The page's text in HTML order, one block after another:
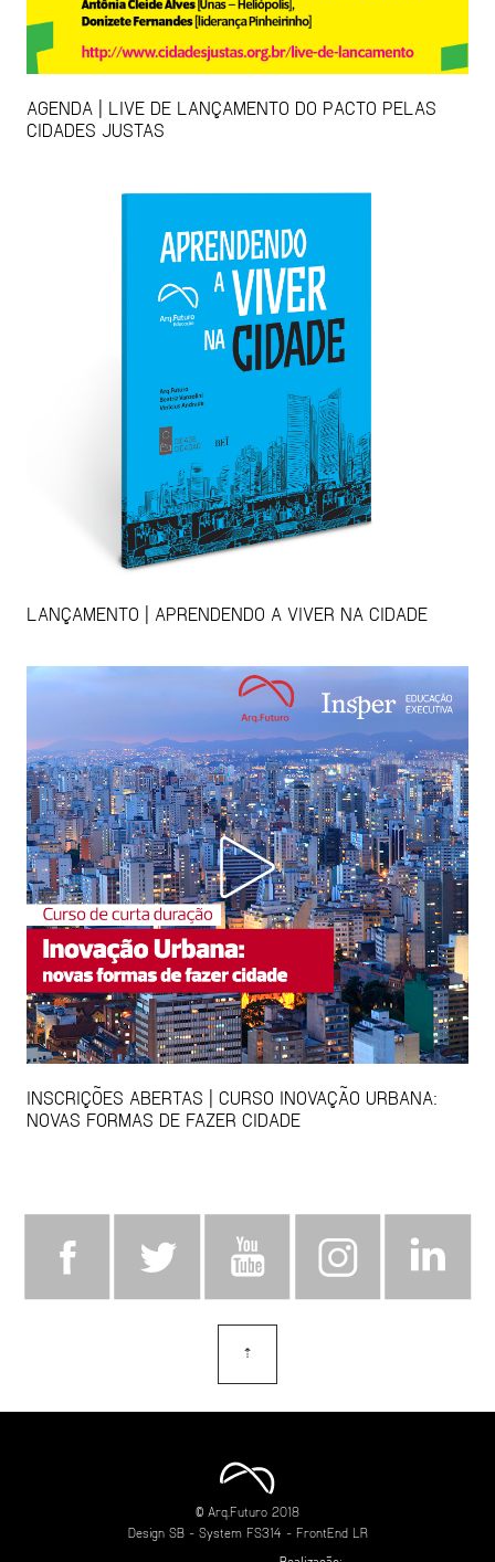
AGENDA | LIVE DE LANÇAMENTO DO PACTO PELAS
CIDADES JUSTAS
LANÇAMENTO | APRENDENDO A VIVER NA CIDADE
INSCRIÇÕES ABERTAS | CURSO INOVAÇÃO URBANA:
NOVAS FORMAS DE FAZER CIDADE
⇡
© Arq.Futuro 2018
Design SB- System FS314 - FrontEnd LR